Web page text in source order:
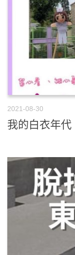
2021-08-30
我的白衣年